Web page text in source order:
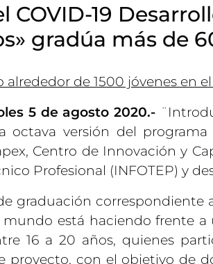
COVID-19
gradúa más de
alrededor de 1500 jóvenes en
5 de agosto 2020.-
versión del programa
Centro de Innovación y
Profesional (INFOTEP) y
graduación
está haciendo frente a
16 a 20 años, quienes
proyecto, con el objetivo de